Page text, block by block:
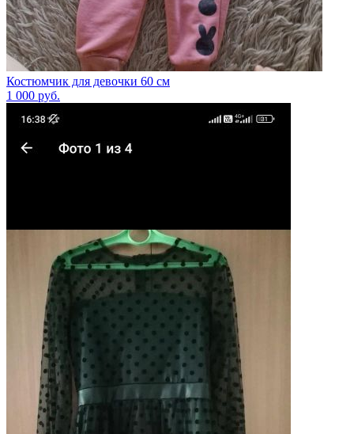
Костюмчик для девочки 60 см
1 000 руб.